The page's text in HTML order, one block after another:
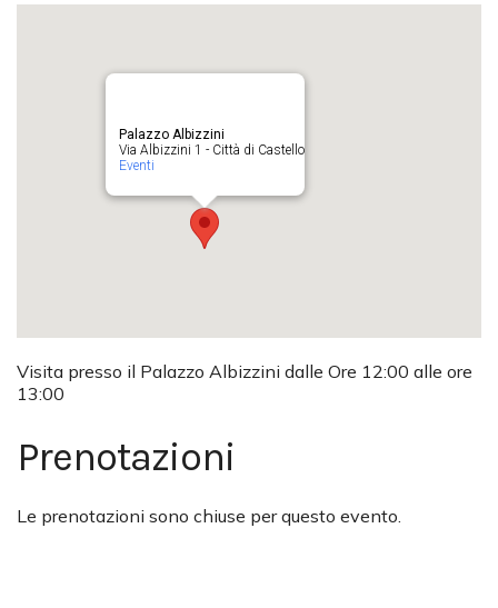
Palazzo Albizzini
Via Albizzini 1 - Città di Castello
Eventi
Visita presso il Palazzo Albizzini dalle Ore 12:00 alle ore
13:00
Prenotazioni
Le prenotazioni sono chiuse per questo evento.